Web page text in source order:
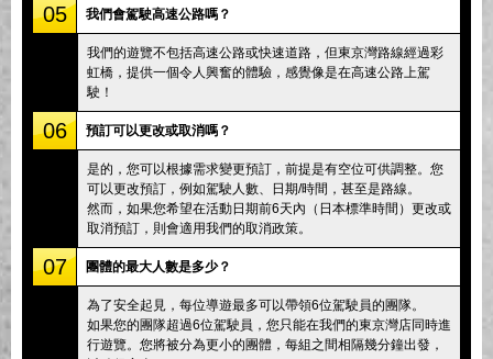
05 我們會駕駛高速公路嗎？
我們的遊覽不包括高速公路或快速道路，但東京灣路線經過彩
虹橋，提供一個令人興奮的體驗，感覺像是在高速公路上駕
駛！
06 預訂可以更改或取消嗎？
是的，您可以根據需求變更預訂，前提是有空位可供調整。您
可以更改預訂，例如駕駛人數、日期/時間，甚至是路線。
然而，如果您希望在活動日期前6天內（日本標準時間）更改或
取消預訂，則會適用我們的取消政策。
07 團體的最大人數是多少？
為了安全起見，每位導遊最多可以帶領6位駕駛員的團隊。
如果您的團隊超過6位駕駛員，您只能在我們的東京灣店同時進
行遊覽。您將被分為更小的團體，每組之間相隔幾分鐘出發，